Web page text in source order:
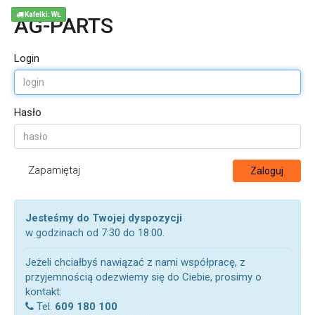
AG-PARTS
Login
Hasło
Zapamiętaj Zaloguj
Jesteśmy do Twojej dyspozycji
w godzinach od 7:30 do 18:00.
Jeżeli chciałbyś nawiązać z nami współpracę, z
przyjemnością odezwiemy się do Ciebie, prosimy o
kontakt:
Tel. 609 180 100
Kafelki: WŁ